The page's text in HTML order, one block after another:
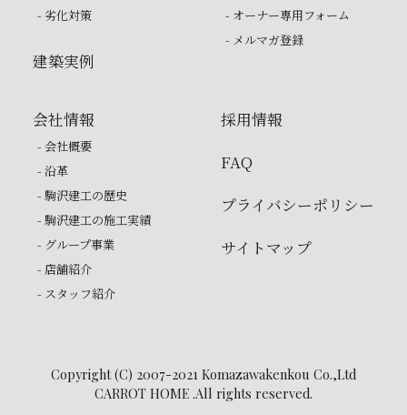
- 劣化対策
建築実例
- オーナー専用フォーム
- メルマガ登録
会社情報
- 会社概要
- 沿革
- 駒沢建工の歴史
- 駒沢建工の施工実績
- グループ事業
- 店舗紹介
- スタッフ紹介
採用情報
FAQ
プライバシーポリシー
サイトマップ
Copyright (C) 2007-2021 Komazawakenkou Co.,Ltd
CARROT HOME .All rights reserved.